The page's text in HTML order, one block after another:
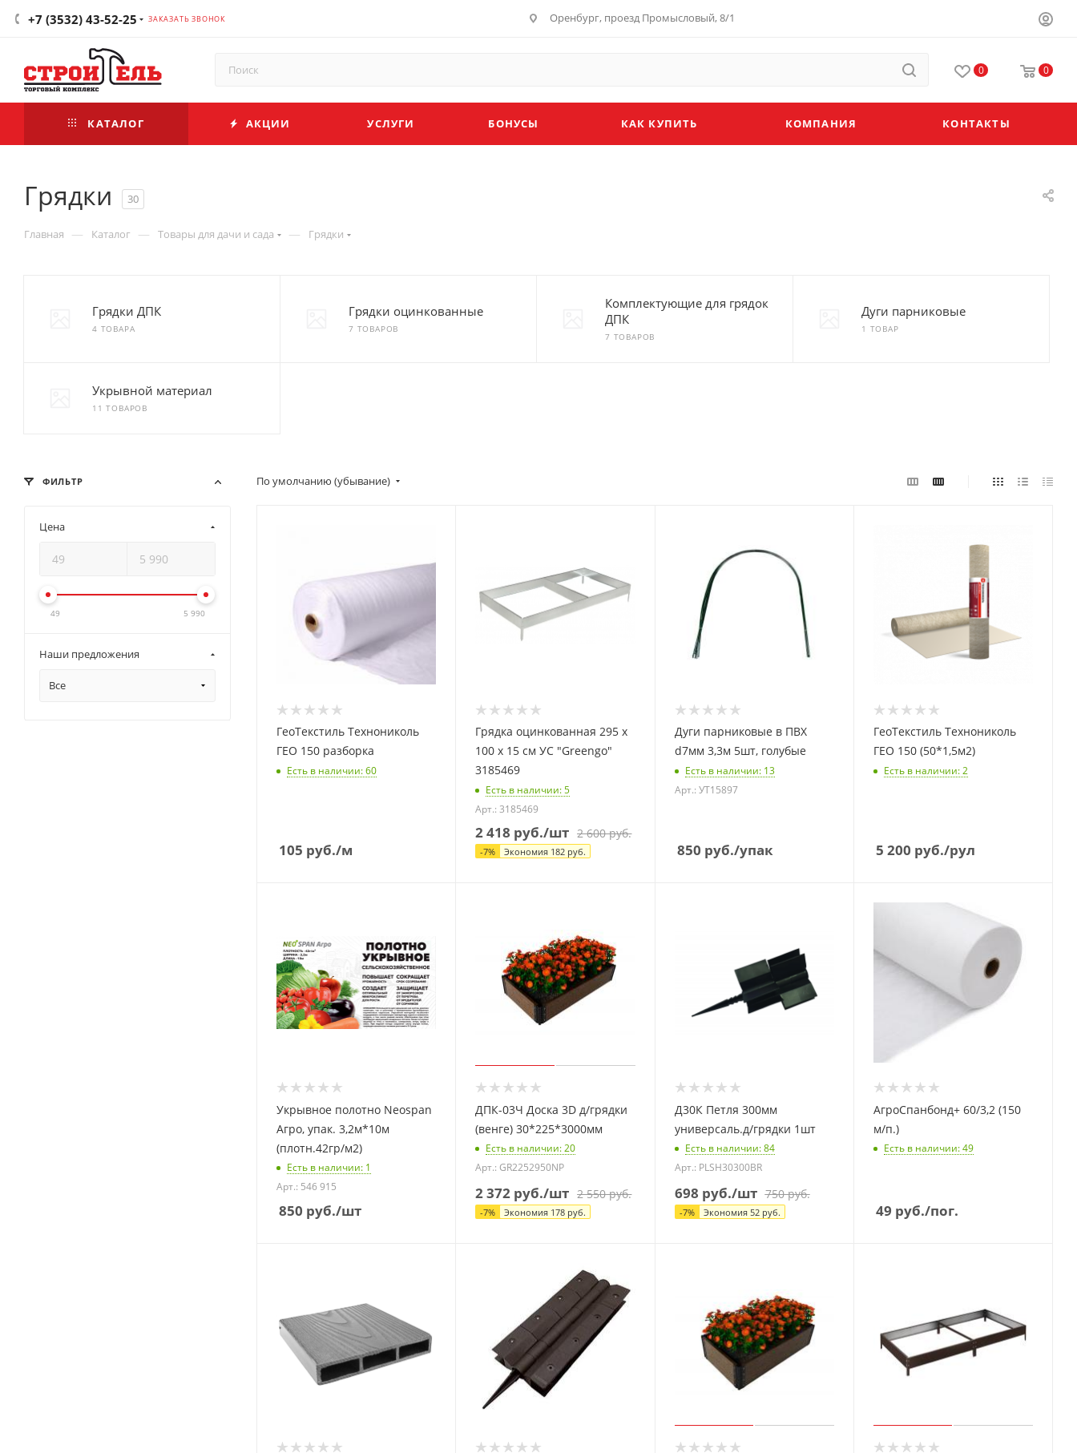
+7 (3532) 43-52-25 ЗАКАЗАТЬ ЗВОНОК Оренбург, проезд Промысловый, 8/1
0 0
КАТАЛОГ АКЦИИ УСЛУГИ БОНУСЫ КАК КУПИТЬ КОМПАНИЯ КОНТАКТЫ
Грядки 30
Главная — Каталог — Товары для дачи и сада — Грядки
Грядки ДПК
4 ТОВАРА
Грядки оцинкованные
7 ТОВАРОВ
Комплектующие для грядок
ДПК
7 ТОВАРОВ
Дуги парниковые
1 ТОВАР
Укрывной материал
11 ТОВАРОВ
По умолчанию (убывание)
ГеоТекстиль Технониколь
ГЕО 150 разборка
Есть в наличии: 60
105 руб./м
Грядка оцинкованная 295 х
100 х 15 см УС "Greengo"
3185469
Есть в наличии: 5
Арт.: 3185469
2 418 руб./шт 2 600руб.
-7% Экономия 182 руб.
Дуги парниковые в ПВХ
d7мм 3,3м 5шт, голубые
Есть в наличии: 13
Арт.: УТ15897
850 руб./упак
ГеоТекстиль Технониколь
ГЕО 150 (50*1,5м2)
Есть в наличии: 2
5 200 руб./рул
Укрывное полотно Neospan
Агро, упак. 3,2м*10м
(плотн.42гр/м2)
Есть в наличии: 1
Арт.: 546 915
850 руб./шт
ДПК-03Ч Доска 3D д/грядки
(венге) 30*225*3000мм
Есть в наличии: 20
Арт.: GR2252950NP
2 372 руб./шт 2 550руб.
-7% Экономия 178 руб.
Д30К Петля 300мм
универсаль.д/грядки 1шт
Есть в наличии: 84
Арт.: PLSH30300BR
698 руб./шт 750руб.
-7% Экономия 52руб.
АгроСпанбонд+ 60/3,2 (150
м/п.)
Есть в наличии: 49
49 руб./пог.
ФИЛЬТР
Цена
49 5 990
Наши предложения
Все